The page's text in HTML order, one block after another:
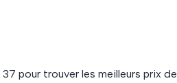
37 pour trouver les meilleurs prix de